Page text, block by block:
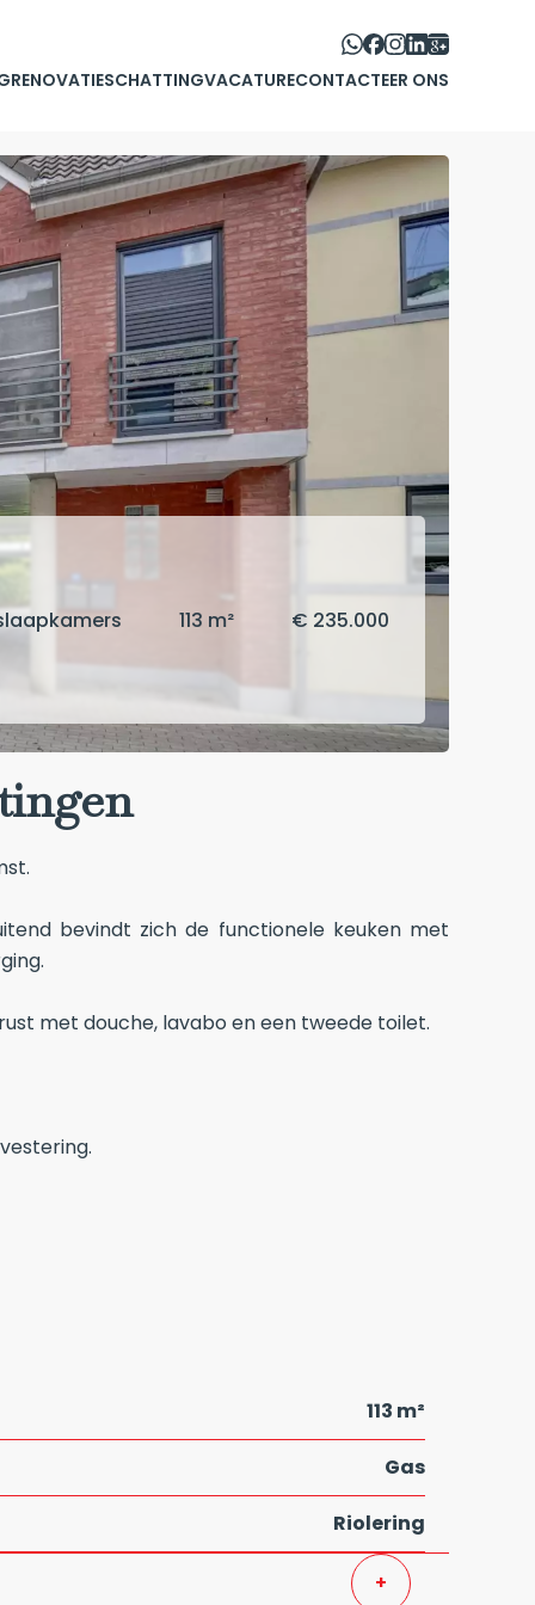
RENOVATIESCHATTINGVACATURECONTACTEER ONS
113 m² € 235.000
bevindt zich de functionele keuken met
met douche, lavabo en een tweede toilet.
113 m²
Gas
Riolering
+